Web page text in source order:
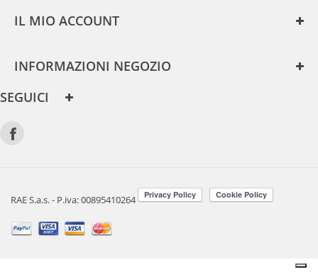
IL MIO ACCOUNT
INFORMAZIONI NEGOZIO
SEGUICI
RAE S.a.s. - P.iva: 00895410264